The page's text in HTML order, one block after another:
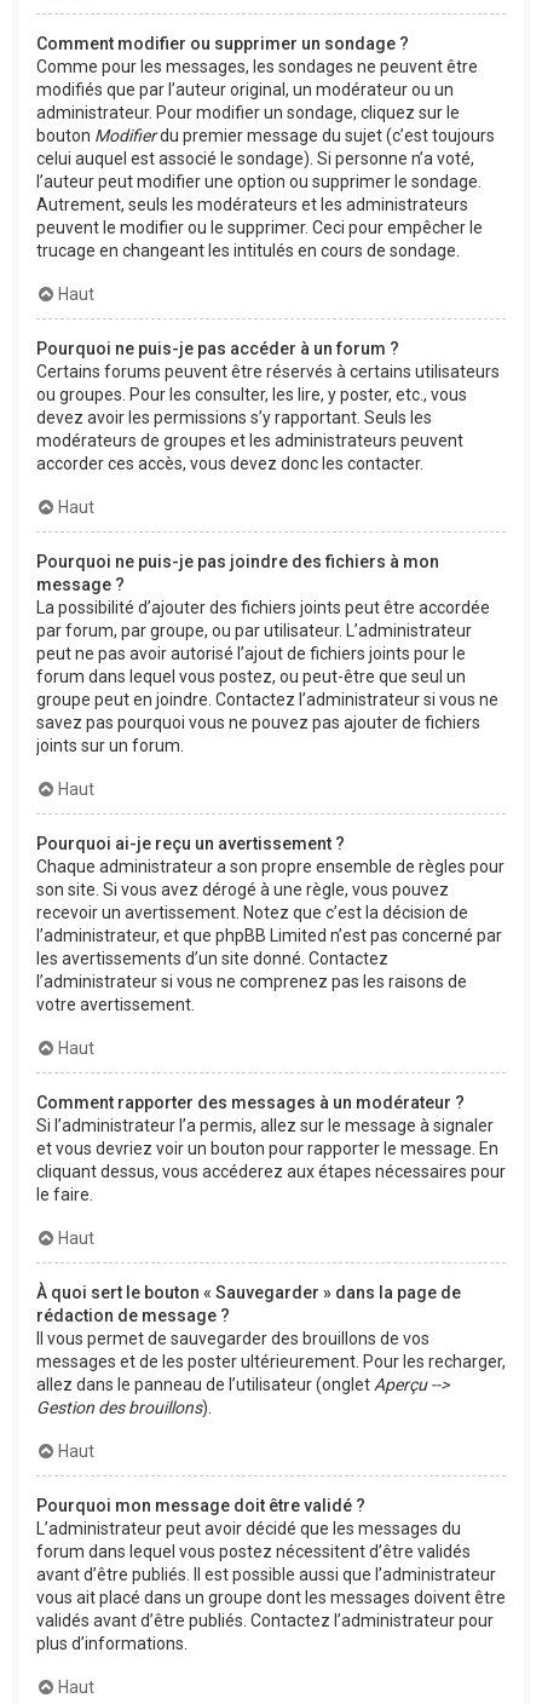
Comment modifier ou supprimer un sondage ?
Comme pour les messages, les sondages ne peuvent être
modifiés que par l’auteur original, un modérateur ou un
administrateur. Pour modifier un sondage, cliquez sur le
bouton Modifierdu premier message du sujet (c’est toujours
celui auquel est associé le sondage). Si personne n’a voté,
l’auteur peut modifier une option ou supprimer le sondage.
Autrement, seuls les modérateurs et les administrateurs
peuvent le modifier ou le supprimer. Ceci pour empêcher le
trucage en changeant les intitulés en cours de sondage.
Haut
Pourquoi ne puis-je pas accéder à un forum ?
Certains forums peuvent être réservés à certains utilisateurs
ou groupes. Pour les consulter, les lire, y poster, etc., vous
devez avoir les permissions s’y rapportant. Seuls les
modérateurs de groupes et les administrateurs peuvent
accorder ces accès, vous devez donc les contacter.
Haut
Pourquoi ne puis-je pas joindre des fichiers à mon
message ?
La possibilité d’ajouter des fichiers joints peut être accordée
par forum, par groupe, ou par utilisateur. L’administrateur
peut ne pas avoir autorisé l’ajout de fichiers joints pour le
forum dans lequel vous postez, ou peut-être que seul un
groupe peut en joindre. Contactez l’administrateur si vous ne
savez pas pourquoi vous ne pouvez pas ajouter de fichiers
joints sur un forum.
Haut
Pourquoi ai-je reçu un avertissement ?
Chaque administrateur a son propre ensemble de règles pour
son site. Si vous avez dérogé à une règle, vous pouvez
recevoir un avertissement. Notez que c’est la décision de
l’administrateur, et que phpBB Limited n’est pas concerné par
les avertissements d’un site donné. Contactez
l’administrateur si vous ne comprenez pas les raisons de
votre avertissement.
Haut
Comment rapporter des messages à un modérateur ?
Si l’administrateur l’a permis, allez sur le message à signaler
et vous devriez voir un bouton pour rapporter le message. En
cliquant dessus, vous accéderez aux étapes nécessaires pour
le faire.
Haut
À quoi sert le bouton « Sauvegarder » dans la page de
rédaction de message ?
Il vous permet de sauvegarder des brouillons de vos
messages et de les poster ultérieurement. Pour les recharger,
allez dans le panneau de l’utilisateur (onglet Aperçu -->
Gestion des brouillons).
Haut
Pourquoi mon message doit être validé ?
L’administrateur peut avoir décidé que les messages du
forum dans lequel vous postez nécessitent d’être validés
avant d’être publiés. Il est possible aussi que l’administrateur
vous ait placé dans un groupe dont les messages doivent être
validés avant d’être publiés. Contactez l’administrateur pour
plus d’informations.
Haut